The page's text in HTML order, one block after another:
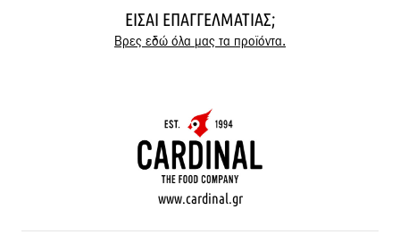
ΕΊΣΑΙ ΕΠΑΓΓΕΛΜΑΤΊΑΣ;
Βρες εδώ όλα μας τα προϊόντα.
www.cardinal.gr